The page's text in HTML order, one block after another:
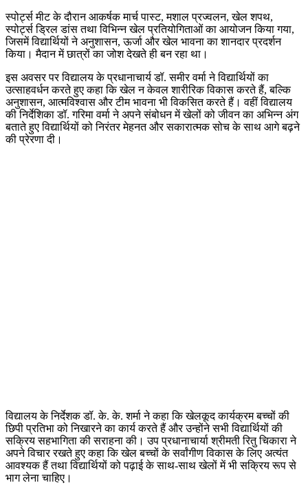
स्पोर्ट्स मीट के दौरान आकर्षक मार्च पास्ट, मशाल प्रज्वलन, खेल शपथ,
स्पोर्ट्स ड्रिल डांस तथा विभिन्न खेल प्रतियोगिताओं का आयोजन किया गया,
जिसमें विद्यार्थियों ने अनुशासन, ऊर्जा और खेल भावना का शानदार प्रदर्शन
किया। मैदान में छात्रों का जोश देखते ही बन रहा था।
इस अवसर पर विद्यालय के प्रधानाचार्य डॉ. समीर वर्मा ने विद्यार्थियों का
उत्साहवर्धन करते हुए कहा कि खेल न केवल शारीरिक विकास करते हैं, बल्कि
अनुशासन, आत्मविश्वास और टीम भावना भी विकसित करते हैं। वहीं विद्यालय
की निर्देशिका डॉ. गरिमा वर्मा ने अपने संबोधन में खेलों को जीवन का अभिन्न अंग
बताते हुए विद्यार्थियों को निरंतर मेहनत और सकारात्मक सोच के साथ आगे बढ़ने
की प्रेरणा दी।
विद्यालय के निर्देशक डॉ. के. के. शर्मा ने कहा कि खेलकूद कार्यक्रम बच्चों की
छिपी प्रतिभा को निखारने का कार्य करते हैं और उन्होंने सभी विद्यार्थियों की
सक्रिय सहभागिता की सराहना की। उप प्रधानाचार्या श्रीमती रितु चिकारा ने
अपने विचार रखते हुए कहा कि खेल बच्चों के सर्वांगीण विकास के लिए अत्यंत
आवश्यक हैं तथा विद्यार्थियों को पढ़ाई के साथ-साथ खेलों में भी सक्रिय रूप से
भाग लेना चाहिए।